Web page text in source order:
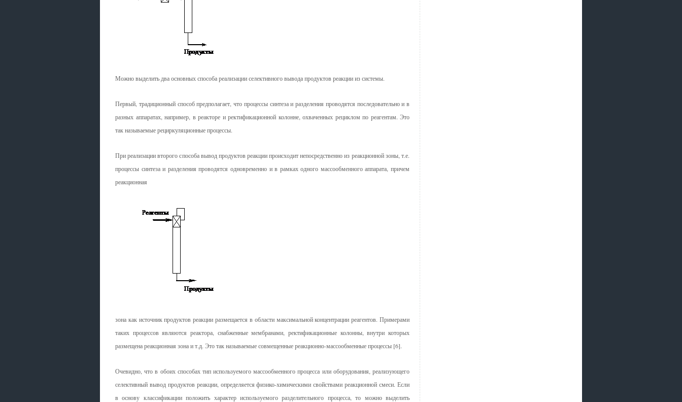
Можно выделить два основных способа реализации селективного вывода продуктов реакции из системы.
Первый, традиционный способ предполагает, что процессы синтеза и разделения проводятся последовательно и в
разных аппаратах, например, в реакторе и ректификационной колонне, охваченных рециклом по реагентам. Это
так называемые рециркуляционные процессы.
При реализации второго способа вывод продуктов реакции происходит непосредственно из реакционной зоны, т.е.
процессы синтеза и разделения проводятся одновременно и в рамках одного массообменного аппарата, причем
реакционная
зона как источник продуктов реакции размещается в области максимальной концентрации реагентов. Примерами
таких процессов являются реактора, снабженные мембранами, ректификационные колонны, внутри которых
размещена реакционная зона и т.д. Это так называемые совмещенные реакционно-массообменные процессы [6].
Очевидно, что в обоих способах тип используемого массообменного процесса или оборудования, реализующего
селективный вывод продуктов реакции, определяется физико-химическими свойствами реакционной смеси. Если
в основу классификации положить характер используемого разделительного процесса, то можно выделить